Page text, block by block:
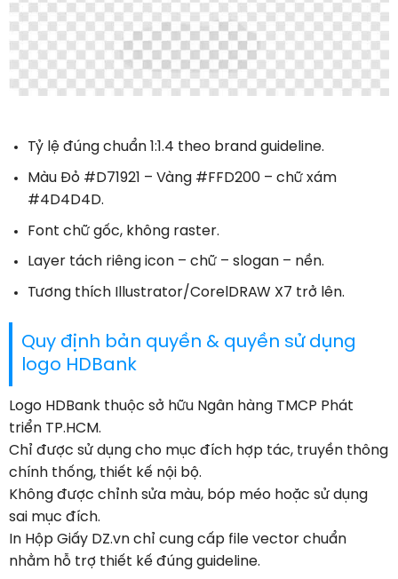
Tỷ lệ đúng chuẩn 1:1.4 theo brand guideline.
Màu Đỏ #D71921 – Vàng #FFD200 – chữ xám
#4D4D4D.
Font chữ gốc, không raster.
Layer tách riêng icon – chữ – slogan – nền.
Tương thích Illustrator/CorelDRAW X7 trở lên.
Quy định bản quyền & quyền sử dụng
logo HDBank
Logo HDBank thuộc sở hữu Ngân hàng TMCP Phát
triển TP.HCM.
Chỉ được sử dụng cho mục đích hợp tác, truyền thông
chính thống, thiết kế nội bộ.
Không được chỉnh sửa màu, bóp méo hoặc sử dụng
sai mục đích.
In Hộp Giấy DZ.vn chỉ cung cấp file vector chuẩn
nhằm hỗ trợ thiết kế đúng guideline.